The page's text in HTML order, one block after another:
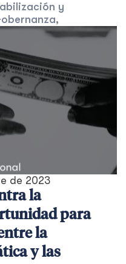
y
,
de 2023
la
para
la
y las